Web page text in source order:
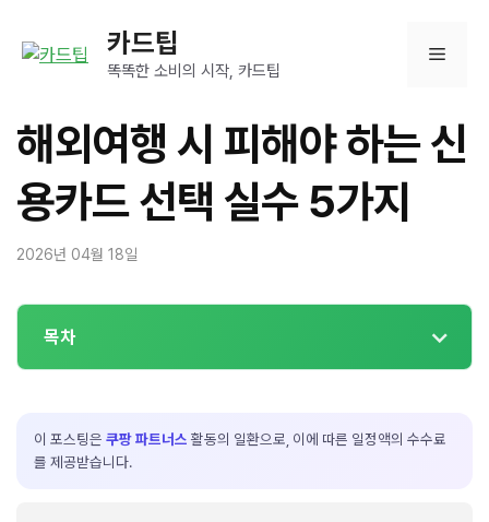
카드팁
똑똑한 소비의 시작, 카드팁
메
해외여행 시 피해야 하는 신
용카드 선택 실수 5가지
2026년 04월 18일
목차
이 포스팅은 쿠팡 파트너스 활동의 일환으로, 이에 따른 일정액의 수수료
를 제공받습니다.